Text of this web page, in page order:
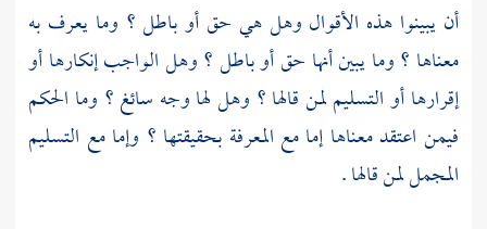
أن يبينوا هذه الأقوال وهل هي حق أو باطل ؟ وما يعرف به
معناها ؟ وما يبين أنها حق أو باطل ؟ وهل الواجب إنكارها أو
إقرارها أو التسليم لمن قالها ؟ وهل لها وجه سائغ ؟ وما الحكم
فيمن اعتقد معناها إما مع المعرفة بحقيقتها ؟ وإما مع التسليم
المجمل لمن قالها .